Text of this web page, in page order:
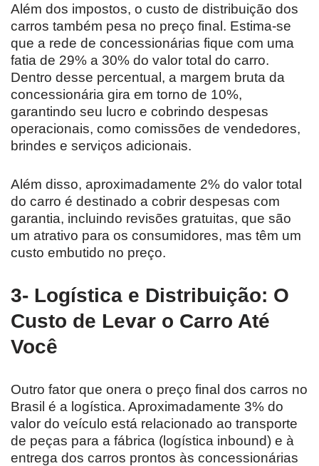
Além dos impostos, o custo de distribuição dos
carros também pesa no preço final. Estima-se
que a rede de concessionárias fique com uma
fatia de 29% a 30% do valor total do carro.
Dentro desse percentual, a margem bruta da
concessionária gira em torno de 10%,
garantindo seu lucro e cobrindo despesas
operacionais, como comissões de vendedores,
brindes e serviços adicionais.
Além disso, aproximadamente 2% do valor total
do carro é destinado a cobrir despesas com
garantia, incluindo revisões gratuitas, que são
um atrativo para os consumidores, mas têm um
custo embutido no preço.
3- Logística e Distribuição: O
Custo de Levar o Carro Até
Você
Outro fator que onera o preço final dos carros no
Brasil é a logística. Aproximadamente 3% do
valor do veículo está relacionado ao transporte
de peças para a fábrica (logística inbound) e à
entrega dos carros prontos às concessionárias